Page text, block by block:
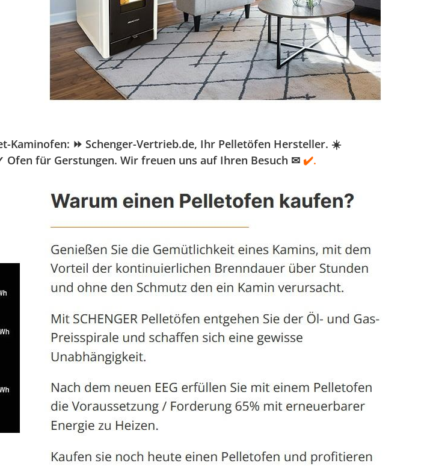
Kaminofen: ⏩ Schenger-Vertrieb.de, Ihr Pelletöfen Hersteller. ☀️
für Gerstungen. Wir freuen uns auf Ihren Besuch ✉ ✔️.